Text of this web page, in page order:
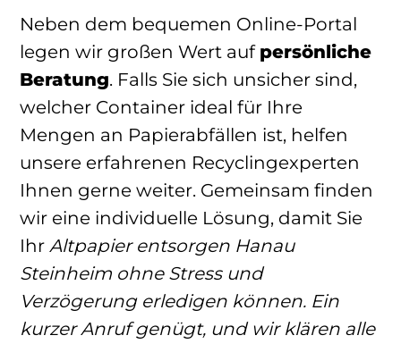
Neben dem bequemen Online-Portal
legen wir großen Wert auf persönliche
Beratung. Falls Sie sich unsicher sind,
welcher Container ideal für Ihre
Mengen an Papierabfällen ist, helfen
unsere erfahrenen Recyclingexperten
Ihnen gerne weiter. Gemeinsam finden
wir eine individuelle Lösung, damit Sie
Ihr Altpapier entsorgen Hanau
Steinheim ohne Stress und
Verzögerung erledigen können. Ein
kurzer Anruf genügt, und wir klären alle